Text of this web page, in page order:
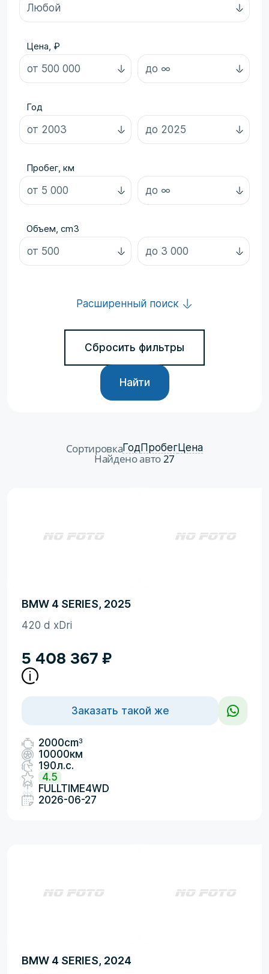
Цена, ₽
Год
Пробег, км
Объем, cm3
Расширенный поиск
Сбросить фильтры
Найти
СортировкаГодПробегЦена
Найдено авто27
BMW 4 SERIES, 2025
420 d xDri
5 408 367 ₽
Заказать такой же
2000cm3
10000км
190л.с.
4.5
FULLTIME4WD
2026-06-27
BMW 4 SERIES, 2024